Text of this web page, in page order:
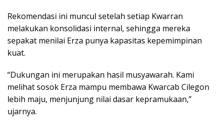
Rekomendasi ini muncul setelah setiap Kwarran
melakukan konsolidasi internal, sehingga mereka
sepakat menilai Erza punya kapasitas kepemimpinan
kuat.
“Dukungan ini merupakan hasil musyawarah. Kami
melihat sosok Erza mampu membawa Kwarcab Cilegon
lebih maju, menjunjung nilai dasar kepramukaan,”
ujarnya.